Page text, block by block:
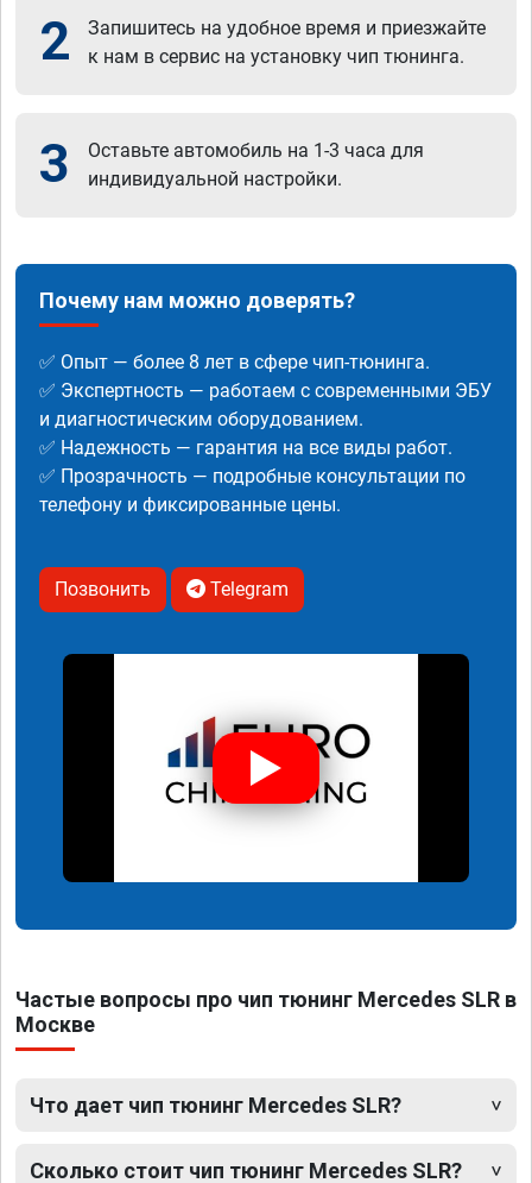
2
Запишитесь на удобное время и приезжайте
к нам в сервис на установку чип тюнинга.
3
Оставьте автомобиль на 1-3 часа для
индивидуальной настройки.
Почему нам можно доверять?
✅ Опыт — более 8 лет в сфере чип-тюнинга.
✅ Экспертность — работаем с современными ЭБУ
и диагностическим оборудованием.
✅ Надежность — гарантия на все виды работ.
✅ Прозрачность — подробные консультации по
телефону и фиксированные цены.
Позвонить Telegram
Частые вопросы про чип тюнинг Mercedes SLR в
Москве
Что дает чип тюнинг Mercedes SLR?
Сколько стоит чип тюнинг Mercedes SLR?